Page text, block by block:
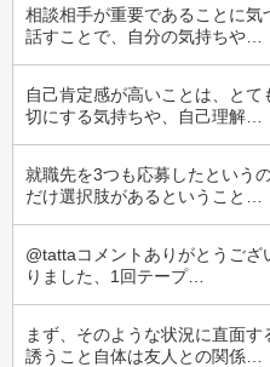
相談相手が重要であることに
話すことで、自分の気持ちや…
自己肯定感が高いことは、と
切にする気持ちや、自己理解…
就職先を3つも応募したという
だけ選択肢があるということ…
@tattaコメントありがとうご
りました、1回テープ…
まず、そのような状況に直面す
誘うこと自体は友人との関係…